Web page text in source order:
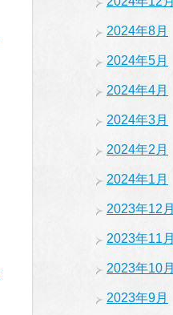
2024年8月
2024年5月
2024年4月
2024年3月
2024年2月
2024年1月
2023年12月
2023年11月
2023年10月
2023年9月